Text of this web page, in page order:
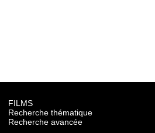
FILMS
Recherche thématique
Recherche avancée